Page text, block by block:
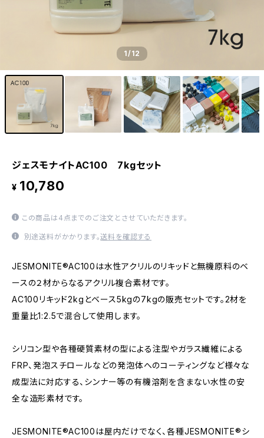
1/12
ジェスモナイトAC100 7kgセット
¥ 10,780
この商品は4点までのご注文とさせていただきます。
別途送料がかかります。送料を確認する
JESMONITE®AC100は水性アクリルのリキッドと無機原料のベ
ースの２材からなるアクリル複合素材です。
AC100リキッド2kgとベース5kgの7kgの販売セットです。2材を
重量比1:2.5で混合して使用します。
シリコン型や各種硬質素材の型による注型やガラス繊維による
FRP、発泡スチロールなどの発泡体へのコーティングなど様々な
成型法に対応する、シンナー等の有機溶剤を含まない水性の安
全な造形素材です。
JESMONITE®AC100は屋内だけでなく、各種JESMONITE®シ